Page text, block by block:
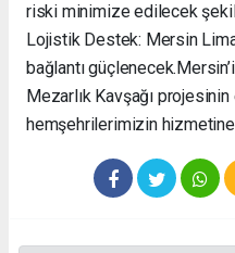
riski minimize edilecek
Lojistik Destek: Mersin
bağlantı güçlenecek.
Mezarlık Kavşağı
hemşehrilerimizin hizmetine